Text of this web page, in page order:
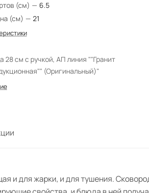
(см) — 6.5
(см) — 21
28 см с ручкой, АП линия ""Гранит
(Оригинальный)"
и для жарки, и для тушения.